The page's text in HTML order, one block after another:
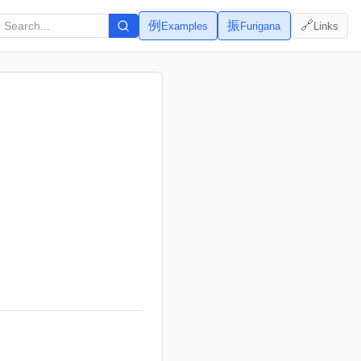
例 Examples 振Furigana 🔗Links